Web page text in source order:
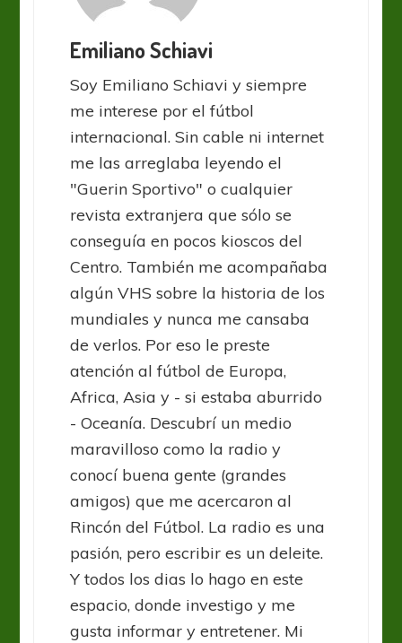
Emiliano Schiavi
Soy Emiliano Schiavi y siempre
me interese por el fútbol
internacional. Sin cable ni internet
me las arreglaba leyendo el
"Guerin Sportivo" o cualquier
revista extranjera que sólo se
conseguía en pocos kioscos del
Centro. También me acompañaba
algún VHS sobre la historia de los
mundiales y nunca me cansaba
de verlos. Por eso le preste
atención al fútbol de Europa,
Africa, Asia y - si estaba aburrido
- Oceanía. Descubrí un medio
maravilloso como la radio y
conocí buena gente (grandes
amigos) que me acercaron al
Rincón del Fútbol. La radio es una
pasión, pero escribir es un deleite.
Y todos los dias lo hago en este
espacio, donde investigo y me
gusta informar y entretener. Mi